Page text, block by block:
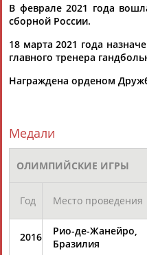
Рамазан
АБДУЛАЕВ
Тагир
АБДУЛАЕВ
Камалудин
Абдула
ТАБЛО АКТИВНОСТИ
В феврале 2021 года
сборной России.
18 марта 2021 года
главного тренера
Награждена орденом
Медали
ОЛИМПИЙСКИЕ ИГРЫ
Год Место проведения
2016
Рио-де-Жанейро,
Бразилия